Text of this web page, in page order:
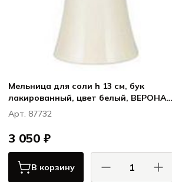
Мельница для соли h 13 см, бук
лакированный, цвет белый, ВЕРОНА /
VERONA
Арт. 87732
3 050 ₽
В корзину